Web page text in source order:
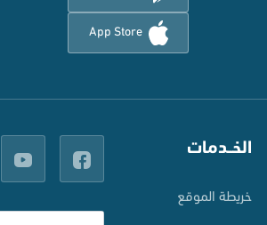
App Store
الخــدمات
خريطة الموقع